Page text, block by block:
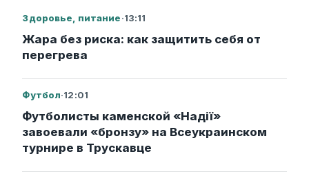
Здоровье, питание·13:11
Жара без риска: как защитить себя от
перегрева
Футбол·12:01
Футболисты каменской «Надії»
завоевали «бронзу» на Всеукраинском
турнире в Трускавце